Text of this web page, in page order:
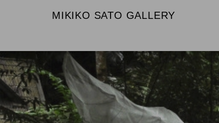
MIKIKO SATO GALLERY